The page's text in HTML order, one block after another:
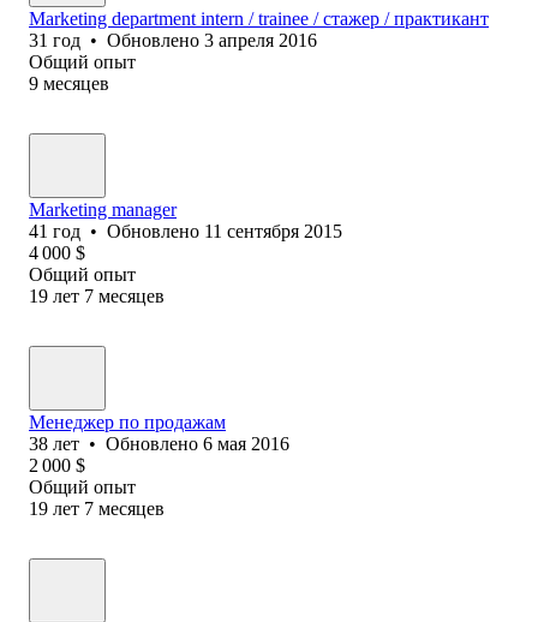
Marketing department intern / trainee / стажер / практикант
31 год • Обновлено 3 апреля 2016
Общий опыт
9 месяцев
Marketing manager
41 год • Обновлено 11 сентября 2015
4 000 $
Общий опыт
19 лет 7 месяцев
Менеджер по продажам
38 лет • Обновлено 6 мая 2016
2 000 $
Общий опыт
19 лет 7 месяцев